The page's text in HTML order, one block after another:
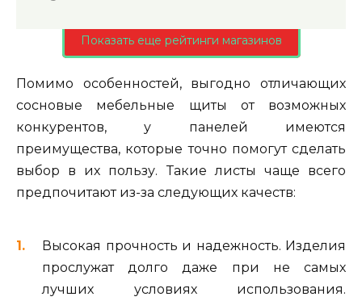
Показать еще рейтинги магазинов
Помимо особенностей, выгодно отличающих
сосновые мебельные щиты от возможных
конкурентов, у панелей имеются
преимущества, которые точно помогут сделать
выбор в их пользу. Такие листы чаще всего
предпочитают из-за следующих качеств:
Высокая прочность и надежность. Изделия
прослужат долго даже при не самых
лучших условиях использования.